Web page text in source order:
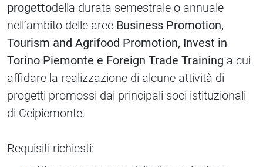
progettodella durata semestrale o annuale
nell’ambito delle aree Business Promotion,
Tourism and Agrifood Promotion, Invest in
Torino Piemonte e Foreign Trade Training a cui
affidare la realizzazione di alcune attività di
progetti promossi dai principali soci istituzionali
di Ceipiemonte.
Requisiti richiesti: